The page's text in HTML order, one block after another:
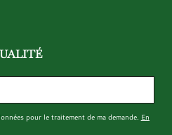
pour le traitement de ma demande. En